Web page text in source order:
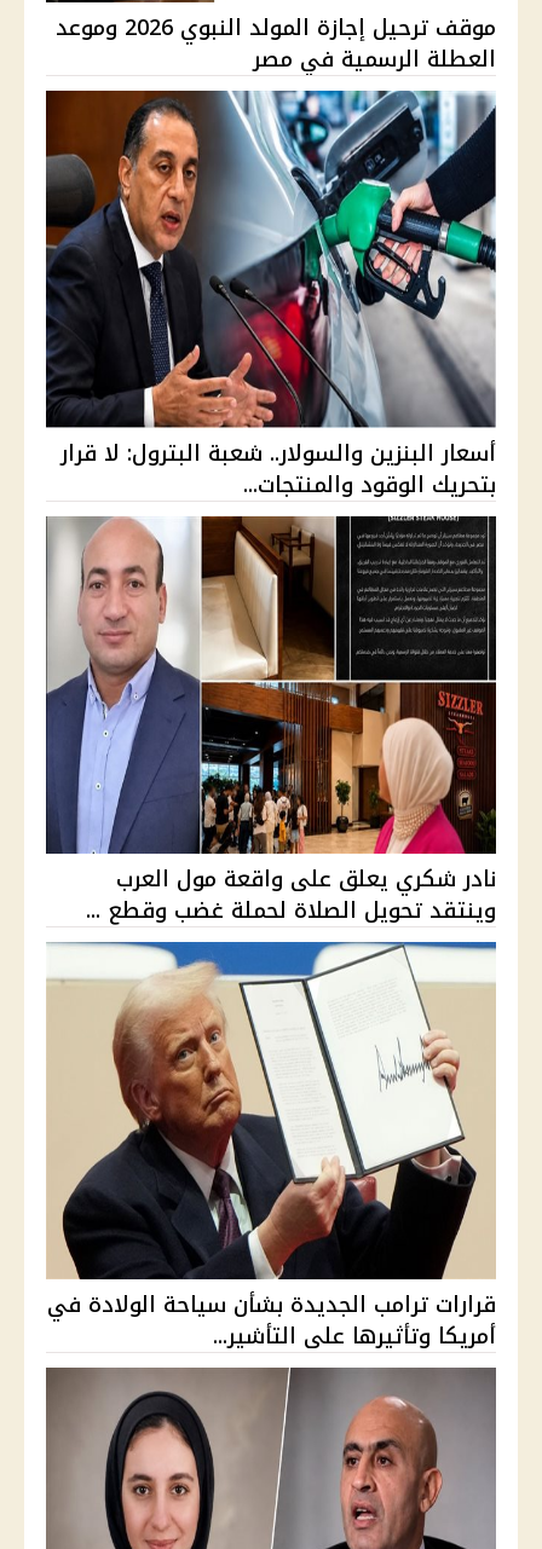
موقف ترحيل إجازة المولد النبوي 2026 وموعد
العطلة الرسمية في مصر
أسعار البنزين والسولار.. شعبة البترول: لا قرار
بتحريك الوقود والمنتجات...
نادر شكري يعلق على واقعة مول العرب
وينتقد تحويل الصلاة لحملة غضب وقطع ...
قرارات ترامب الجديدة بشأن سياحة الولادة في
أمريكا وتأثيرها على التأشير...